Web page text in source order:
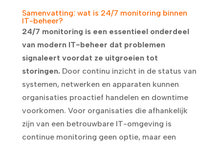
Samenvatting: wat is 24/7 monitoring binnen
IT-beheer?
24/7 monitoring is een essentieel onderdeel
van modern IT-beheer dat problemen
signaleert voordat ze uitgroeien tot
storingen. Door continu inzicht in de status van
systemen, netwerken en apparaten kunnen
organisaties proactief handelen en downtime
voorkomen. Voor organisaties die afhankelijk
zijn van een betrouwbare IT-omgeving is
continue monitoring geen optie, maar een